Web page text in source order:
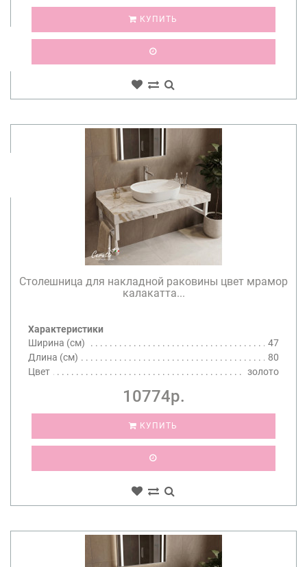
КУПИТЬ
Столешница для накладной раковины цвет мрамор
калакатта...
Характеристики
Ширина (см)
47
Длина (см)
80
Цвет
золото
10774р.
КУПИТЬ